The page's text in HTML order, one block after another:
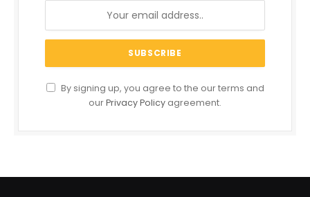
By signing up, you agree to the our terms and
ourPrivacy Policy agreement.